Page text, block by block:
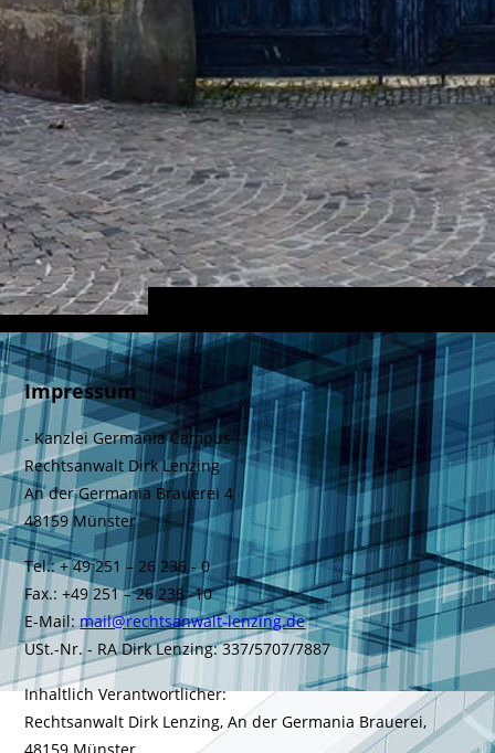
Impressum
- Kanzlei Germania Campus –
Rechtsanwalt Dirk Lenzing
An der Germania Brauerei 4
48159 Münster
Tel.: + 49 251 – 26 236 - 0
Fax.: +49 251 – 26 236 -10
E-Mail:mail@rechtsanwalt-lenzing.de
USt.-Nr. - RA Dirk Lenzing: 337/5707/7887
Inhaltlich Verantwortlicher:
Rechtsanwalt Dirk Lenzing, An der Germania Brauerei,